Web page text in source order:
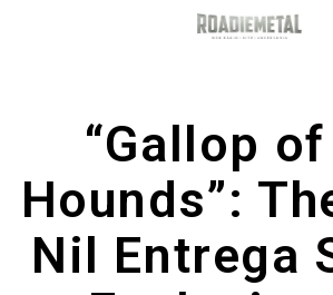
“Gallop
Hounds”:
Nil Entrega